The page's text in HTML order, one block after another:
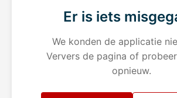
Er is iets
We konden de applicatie
Ververs de pagina of
opnieuw.